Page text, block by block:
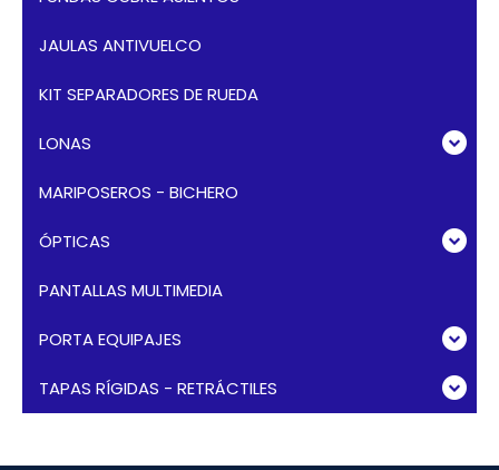
JAULAS ANTIVUELCO
KIT SEPARADORES DE RUEDA
LONAS
MARIPOSEROS - BICHERO
ÓPTICAS
PANTALLAS MULTIMEDIA
PORTA EQUIPAJES
TAPAS RÍGIDAS - RETRÁCTILES